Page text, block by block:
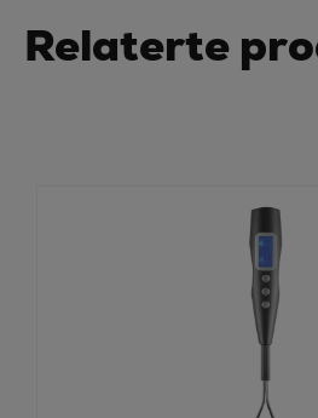
Relaterte